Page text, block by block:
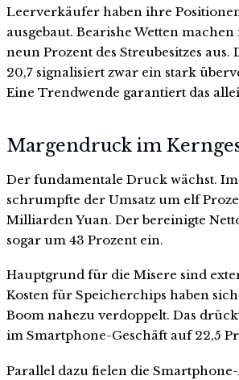
Leerverkäufer haben ihre
ausgebaut. Bearishe Wetten
neun Prozent des Streubesitzes aus.
20,7 signalisiert zwar ein stark
Eine Trendwende garantiert das
Margendruck im
Der fundamentale Druck wächst.
schrumpfte der Umsatz um elf
Milliarden Yuan. Der bereinigte
sogar um 43 Prozent ein.
Hauptgrund für die Misere sind
Kosten für Speicherchips haben
Boom nahezu verdoppelt. Das
im Smartphone-Geschäft auf 22,5
Parallel dazu fielen die